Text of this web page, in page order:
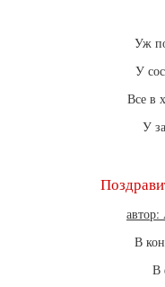
Уж
У
Все в
У
автор:
В
В